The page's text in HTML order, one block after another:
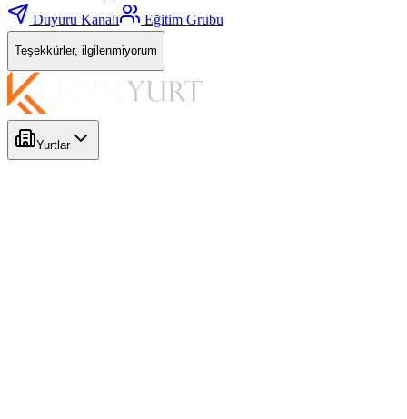
Duyuru Kanalı
Eğitim Grubu
Teşekkürler, ilgilenmiyorum
Yurtlar